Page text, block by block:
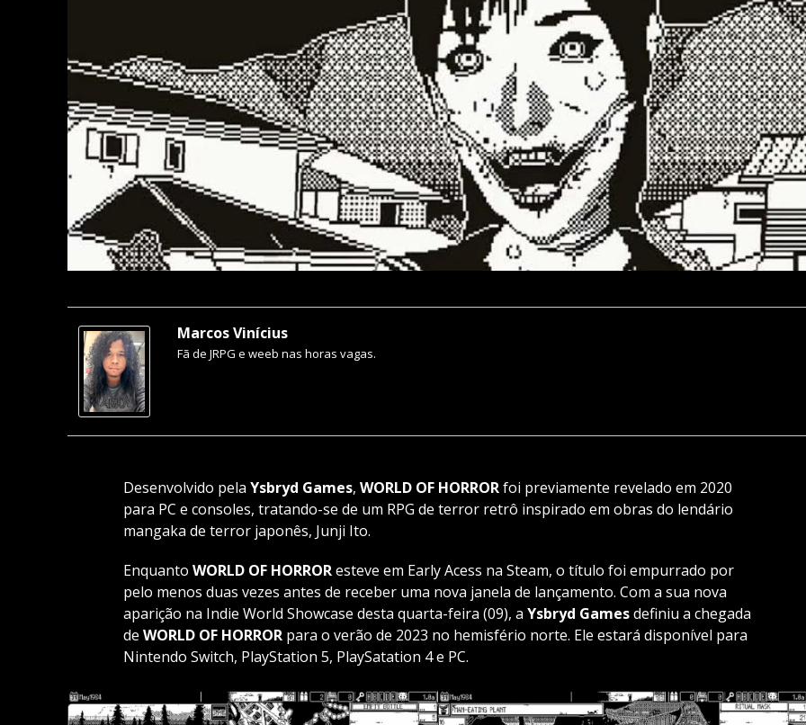
Marcos Vinícius
Fã de JRPG e weeb nas horas vagas.
Desenvolvido pela Ysbryd Games, WORLD OF HORRORfoi previamente revelado em 2020
para PC e consoles, tratando-se de um RPG de terror retrô inspirado em obras do lendário
mangaka de terror japonês, Junji Ito.
Enquanto WORLD OF HORROResteve em Early Acess na Steam, o título foi empurrado por
pelo menos duas vezes antes de receber uma nova janela de lançamento. Com a sua nova
aparição na Indie World Showcase desta quarta-feira (09), a Ysbryd Gamesdefiniu a chegada
de WORLD OF HORROR para o verão de 2023 no hemisfério norte. Ele estará disponível para
Nintendo Switch, PlayStation 5, PlaySatation 4 e PC.